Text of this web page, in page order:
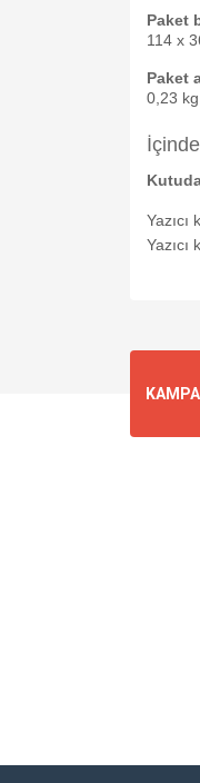
Paket
114 x
Paket
0,23 kg
Yazıcı
Yazıcı